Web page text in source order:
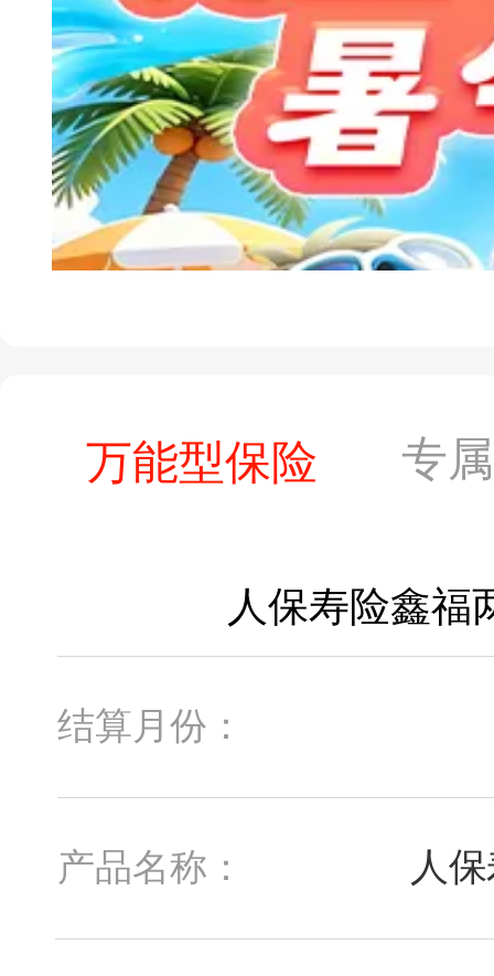
万能型保险 专
结算月份：
产品名称： 人